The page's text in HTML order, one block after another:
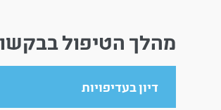
מהלך הטיפול
דיון בעדיפויות